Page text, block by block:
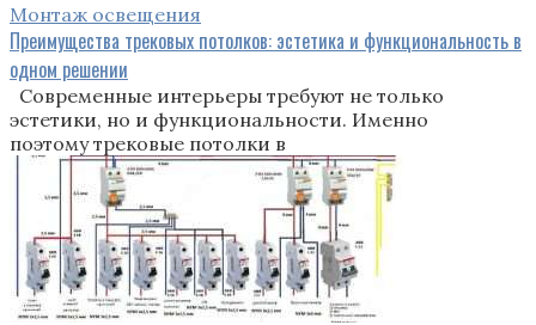
Монтаж освещения
Преимущества трековых потолков: эстетика и функциональность в
одном решении
Современные интерьеры требуют не только
эстетики, но и функциональности. Именно
поэтому трековые потолки в